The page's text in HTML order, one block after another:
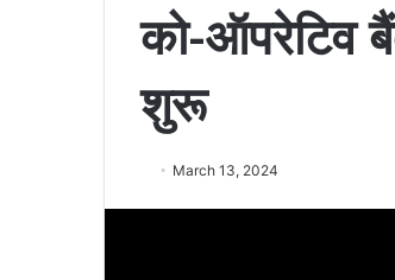
को-ऑपरेटिव
शुरू
March 13, 2024